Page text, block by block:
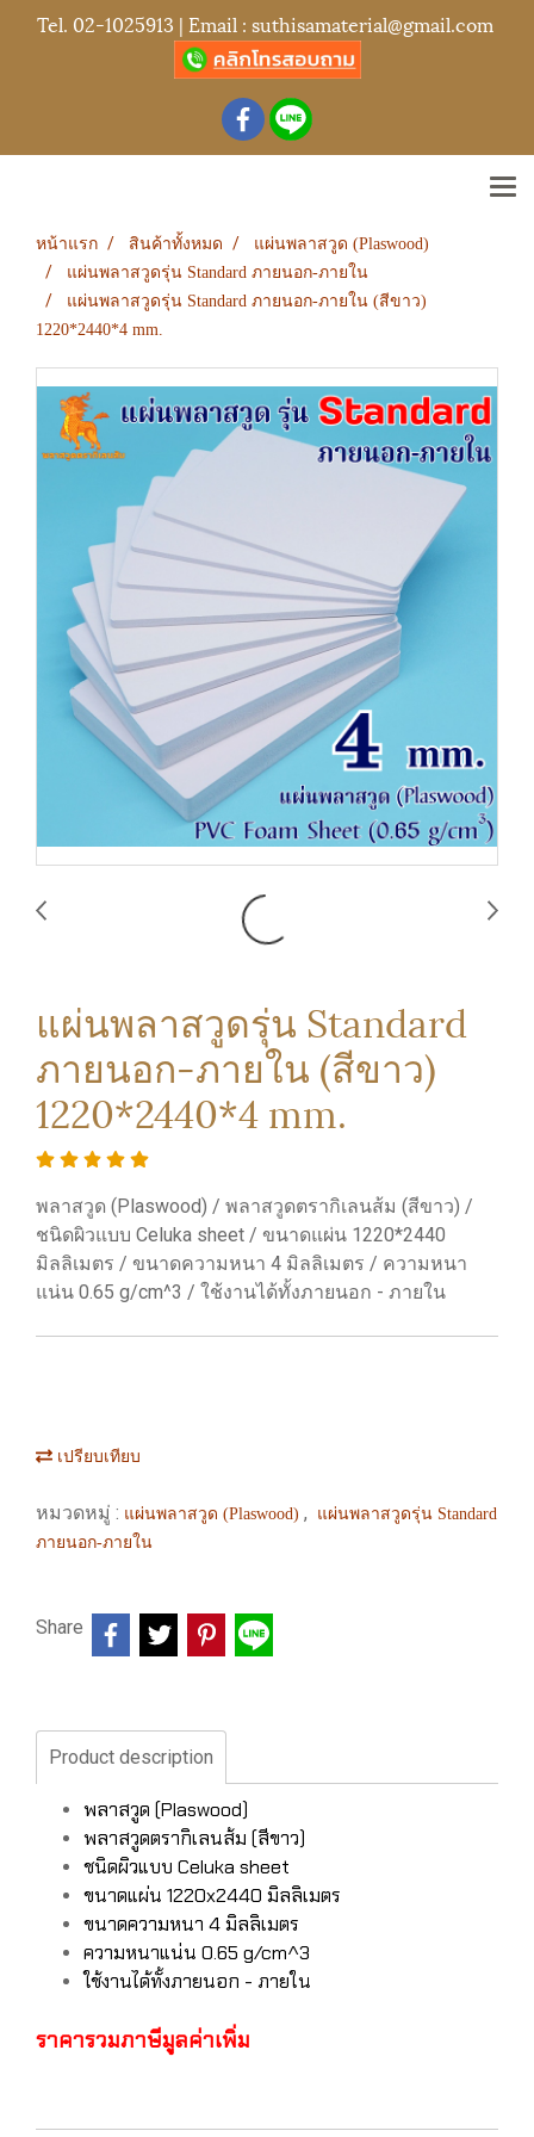
Tel. 02-1025913 | Email : suthisamaterial@gmail.com
หน้าแรก สินค้าทั้งหมด
แผ่นพลาสวูด (Plaswood)
แผ่นพลาสวูดรุ่น Standard ภายนอก-ภายใน
แผ่นพลาสวูดรุ่น Standard ภายนอก-ภายใน (สีขาว)
1220*2440*4 mm.
แผ่นพลาสวูดรุ่น Standard
ภายนอก-ภายใน (สีขาว)
1220*2440*4 mm.
พลาสวูด (Plaswood) / พลาสวูดตรากิเลนส้ม (สีขาว) /
ชนิดผิวแบบ Celuka sheet / ขนาดแผ่น 1220*2440
มิลลิเมตร / ขนาดความหนา 4 มิลลิเมตร / ความหนา
แน่น 0.65 g/cm^3 / ใช้งานได้ทั้งภายนอก - ภายใน
เปรียบเทียบ
หมวดหมู่ : แผ่นพลาสวูด (Plaswood) ,
แผ่นพลาสวูดรุ่น Standard
ภายนอก-ภายใน
Share
Product description
พลาสวูด (Plaswood)
พลาสวูดตรากิเลนส้ม (สีขาว)
ชนิดผิวแบบ Celuka sheet
ขนาดแผ่น 1220x2440 มิลลิเมตร
ขนาดความหนา 4 มิลลิเมตร
ความหนาแน่น 0.65 g/cm^3
ใช้งานได้ทั้งภายนอก - ภายใน
ราคารวมภาษีมูลค่าเพิ่ม